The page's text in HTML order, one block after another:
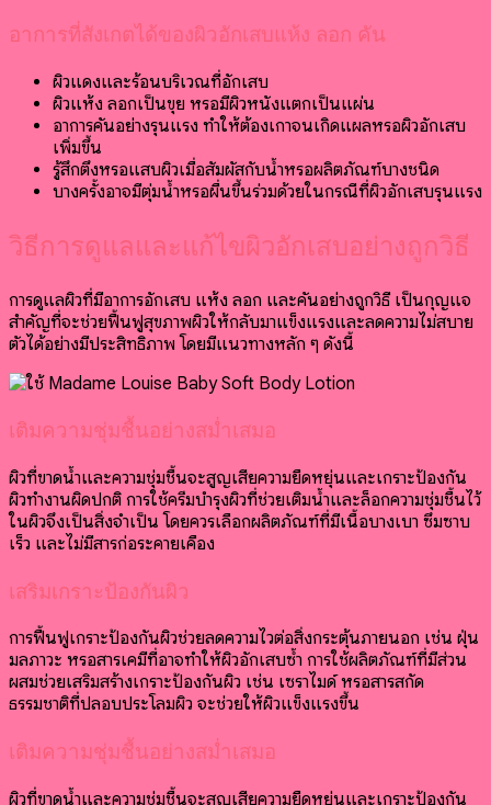
อาการที่สังเกตได้ของผิวอักเสบแห้ง ลอก คัน
ผิวแดงและร้อนบริเวณที่อักเสบ
ผิวแห้ง ลอกเป็นขุย หรือมีผิวหนังแตกเป็นแผ่น
อาการคันอย่างรุนแรง ทำให้ต้องเกาจนเกิดแผลหรือผิวอักเสบ
เพิ่มขึ้น
รู้สึกตึงหรือแสบผิวเมื่อสัมผัสกับน้ำหรือผลิตภัณฑ์บางชนิด
บางครั้งอาจมีตุ่มน้ำหรือผื่นขึ้นร่วมด้วยในกรณีที่ผิวอักเสบรุนแรง
วิธีการดูแลและแก้ไขผิวอักเสบอย่างถูกวิธี
การดูแลผิวที่มีอาการอักเสบ แห้ง ลอก และคันอย่างถูกวิธี เป็นกุญแจ
สำคัญที่จะช่วยฟื้นฟูสุขภาพผิวให้กลับมาแข็งแรงและลดความไม่สบาย
ตัวได้อย่างมีประสิทธิภาพ โดยมีแนวทางหลัก ๆ ดังนี้
เติมความชุ่มชื้นอย่างสม่ำเสมอ
ผิวที่ขาดน้ำและความชุ่มชื้นจะสูญเสียความยืดหยุ่นและเกราะป้องกัน
ผิวทำงานผิดปกติ การใช้ครีมบำรุงผิวที่ช่วยเติมน้ำและล็อกความชุ่มชื้นไว้
ในผิวจึงเป็นสิ่งจำเป็น โดยควรเลือกผลิตภัณฑ์ที่มีเนื้อบางเบา ซึมซาบ
เร็ว และไม่มีสารก่อระคายเคือง
เสริมเกราะป้องกันผิว
การฟื้นฟูเกราะป้องกันผิวช่วยลดความไวต่อสิ่งกระตุ้นภายนอก เช่น ฝุ่น
มลภาวะ หรือสารเคมีที่อาจทำให้ผิวอักเสบซ้ำ การใช้ผลิตภัณฑ์ที่มีส่วน
ผสมช่วยเสริมสร้างเกราะป้องกันผิว เช่น เซราไมด์ หรือสารสกัด
ธรรมชาติที่ปลอบประโลมผิว จะช่วยให้ผิวแข็งแรงขึ้น
เติมความชุ่มชื้นอย่างสม่ำเสมอ
ผิวที่ขาดน้ำและความชุ่มชื้นจะสูญเสียความยืดหยุ่นและเกราะป้องกัน